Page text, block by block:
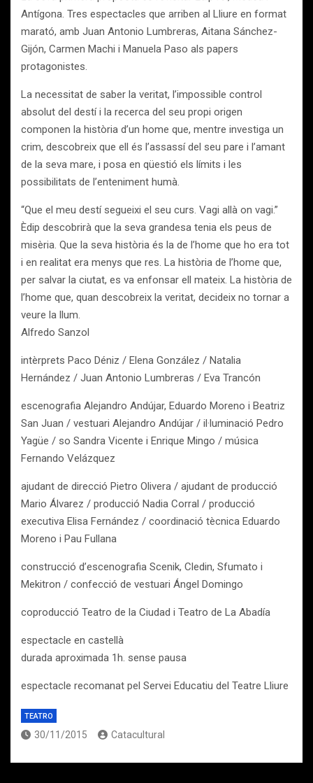
Antígona. Tres espectacles que arriben al Lliure en format
marató, amb Juan Antonio Lumbreras, Aitana Sánchez-
Gijón, Carmen Machi i Manuela Paso als papers
protagonistes.
La necessitat de saber la veritat, l’impossible control
absolut del destí i la recerca del seu propi origen
componen la història d’un home que, mentre investiga un
crim, descobreix que ell és l’assassí del seu pare i l’amant
de la seva mare, i posa en qüestió els límits i les
possibilitats de l’enteniment humà.
“Que el meu destí segueixi el seu curs. Vagi allà on vagi.”
Èdip descobrirà que la seva grandesa tenia els peus de
misèria. Que la seva història és la de l’home que ho era tot
i en realitat era menys que res. La història de l’home que,
per salvar la ciutat, es va enfonsar ell mateix. La història de
l’home que, quan descobreix la veritat, decideix no tornar a
veure la llum.
Alfredo Sanzol
intèrprets Paco Déniz / Elena González / Natalia
Hernández / Juan Antonio Lumbreras / Eva Trancón
escenografia Alejandro Andújar, Eduardo Moreno i Beatriz
San Juan / vestuari Alejandro Andújar / il·luminació Pedro
Yagüe / so Sandra Vicente i Enrique Mingo / música
Fernando Velázquez
ajudant de direcció Pietro Olivera / ajudant de producció
Mario Álvarez / producció Nadia Corral / producció
executiva Elisa Fernández / coordinació tècnica Eduardo
Moreno i Pau Fullana
construcció d’escenografia Scenik, Cledin, Sfumato i
Mekitron / confecció de vestuari Ángel Domingo
coproducció Teatro de la Ciudad i Teatro de La Abadía
espectacle en castellà
durada aproximada 1h. sense pausa
espectacle recomanat pel Servei Educatiu del Teatre Lliure
TEATRO
30/11/2015 Catacultural